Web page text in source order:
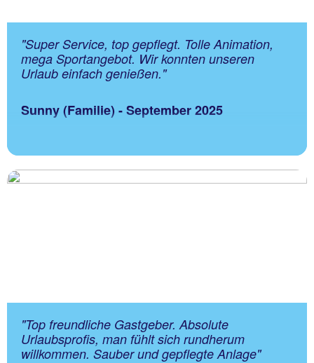
"Super Service, top gepflegt. Tolle Animation,
mega Sportangebot. Wir konnten unseren
Urlaub einfach genießen."
Sunny (Familie) - September 2025
"Top freundliche Gastgeber. Absolute
Urlaubsprofis, man fühlt sich rundherum
willkommen. Sauber und gepflegte Anlage"